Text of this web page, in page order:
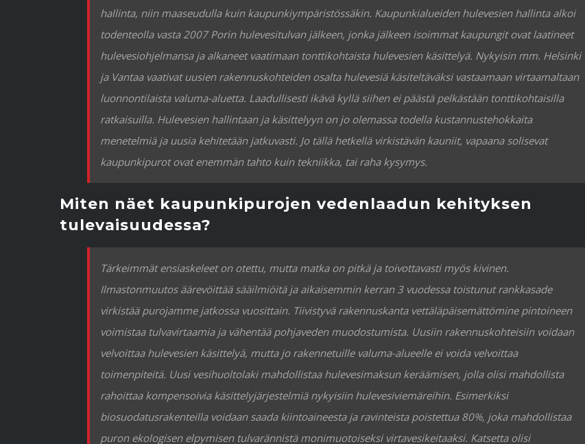
hallinta, niin maaseudulla kuin kaupunkiympäristössäkin. Kaupunkialueiden hulevesien hallinta alkoi
todenteolla vasta 2007 Porin hulevesitulvan jälkeen, jonka jälkeen isoimmat kaupungit ovat laatineet
hulevesiohjelmansa ja alkaneet vaatimaan tonttikohtaista hulevesien käsittelyä. Nykyisin mm. Helsinki
ja Vantaa vaativat uusien rakennuskohteiden osalta hulevesiä käsiteltäväksi vastaamaan virtaamaltaan
luonnontilaista valuma-aluetta. Laadullisesti ikävä kyllä siihen ei päästä pelkästään tonttikohtaisilla
ratkaisuilla. Hulevesien hallintaan ja käsittelyyn on jo olemassa todella kustannustehokkaita
menetelmiä ja uusia kehitetään jatkuvasti. Jo tällä hetkellä virkistävän kauniit, vapaana solisevat
kaupunkipurot ovat enemmän tahto kuin tekniikka, tai raha kysymys.
Miten näet kaupunkipurojen vedenlaadun kehityksen
tulevaisuudessa?
Tärkeimmät ensiaskeleet on otettu, mutta matka on pitkä ja toivottavasti myös kivinen.
Ilmastonmuutos äärevöittää sääilmiöitä ja aikaisemmin kerran 3 vuodessa toistunut rankkasade
virkistää purojamme jatkossa vuosittain. Tiivistyvä rakennuskanta vettäläpäisemättömine pintoineen
voimistaa tulvavirtaamia ja vähentää pohjaveden muodostumista. Uusiin rakennuskohteisiin voidaan
velvoittaa hulevesien käsittelyä, mutta jo rakennetuille valuma-alueelle ei voida velvoittaa
toimenpiteitä. Uusi vesihuoltolaki mahdollistaa hulevesimaksun keräämisen, jolla olisi mahdollista
rahoittaa kompensoivia käsittelyjärjestelmiä nykyisiin hulevesiviemäreihin. Esimerkiksi
biosuodatusrakenteilla voidaan saada kiintoaineesta ja ravinteista poistettua 80%, joka mahdollistaa
puron ekologisen elpymisen tulvarännistä monimuotoiseksi virtavesikeitaaksi. Katsetta olisi